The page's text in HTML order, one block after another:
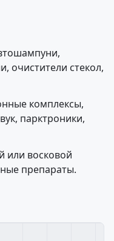
очистители стекол,
комплексы,
парктроники,
или восковой
препараты.